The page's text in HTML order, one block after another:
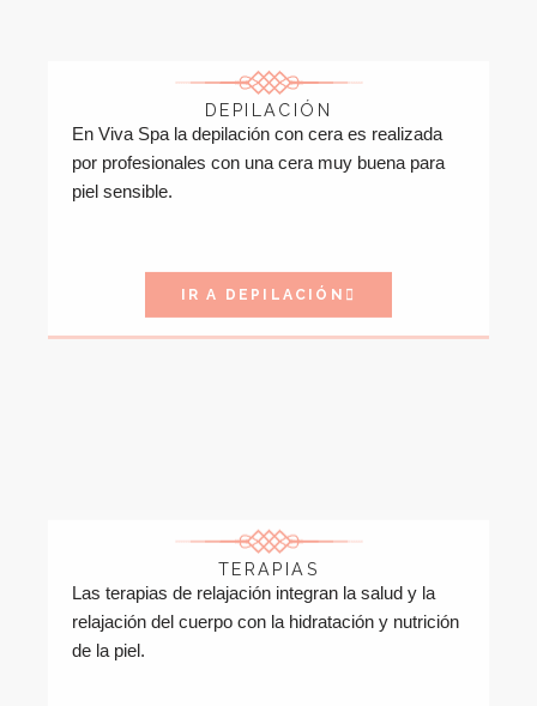
DEPILACIÓN
En Viva Spa la depilación con cera es realizada
por profesionales con una cera muy buena para
piel sensible.
IR A DEPILACIÓN
TERAPIAS
Las terapias de relajación integran la salud y la
relajación del cuerpo con la hidratación y nutrición
de la piel.